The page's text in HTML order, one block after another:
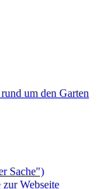
um den Garten
Sache")
Webseite